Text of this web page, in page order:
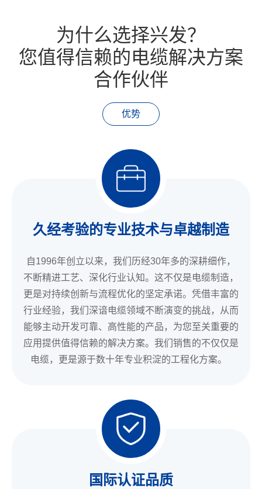
为什么选择兴发？
您值得信赖的电缆解决方案
合作伙伴
优势
久经考验的专业技术与卓越制造
自1996年创立以来，我们历经30年多的深耕细作，
不断精进工艺、深化行业认知。这不仅是电缆制造，
更是对持续创新与流程优化的坚定承诺。凭借丰富的
行业经验，我们深谙电缆领域不断演变的挑战，从而
能够主动开发可靠、高性能的产品，为您至关重要的
应用提供值得信赖的解决方案。我们销售的不仅仅是
电缆，更是源于数十年专业积淀的工程化方案。
国际认证品质